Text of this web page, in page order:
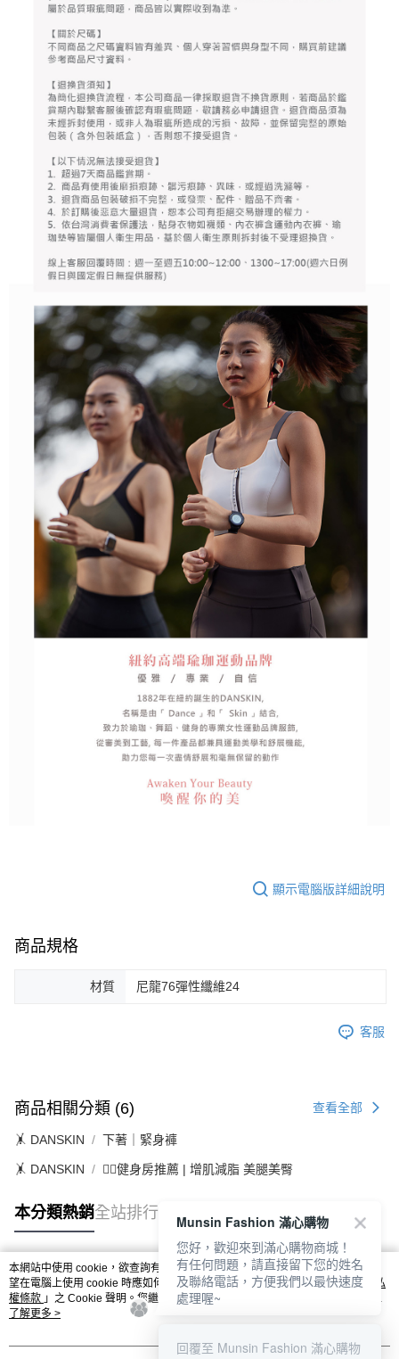
顯示電腦版詳細說明
商品規格
材質 尼龍76彈性纖維24
客服
商品相關分類 (6) 查看全部
🤸 DANSKIN 下著｜緊身褲
🤸 DANSKIN 🏋️‍♀️健身房推薦 | 增肌減脂 美腿美臀
本分類熱銷全站排行
熱門標籤
本網站中使用 cookie，欲查詢有關本網站使用 cookie 方式之詳情，及若您不希
望在電腦上使用 cookie 時應如何變更電腦的 cookie 設定，請參閱本網站「
隱私
權條款 」之 Cookie 聲明。您繼續使用本網站即表示您同意本公司得按本網站使
用條款之 Cookie 聲明使用 cookie。
了解更多 >
Munsin Fashion 滿心購物
您好，歡迎來到滿心購物商城！
有任何問題，請直接留下您的姓名
及聯絡電話，方便我們以最快速度
處理喔~
回覆至 Munsin Fashion 滿心購物